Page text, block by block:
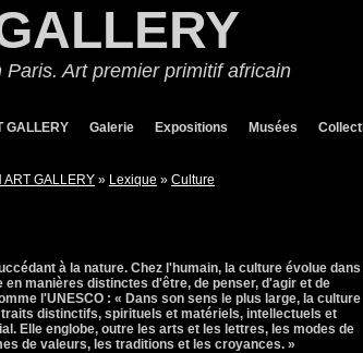
Paris. Art premier primitif africain
GALLERY Galerie Expositions Musées
ART GALLERY » Lexique » Culture
à la nature. Chez l'humain, la culture évolue dans
manières distinctes d'être, de penser, d'agir et de
l'UNESCO : « Dans son sens le plus large, la culture
distinctifs, spirituels et matériels, intellectuels et
Elle englobe, outre les arts et les lettres, les modes de
de valeurs, les traditions et les croyances. »